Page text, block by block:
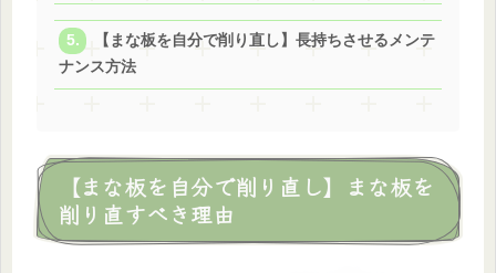
【まな板を自分で削り直し】長持ちさせるメンテ
ナンス方法
【まな板を自分で削り直し】まな板を
削り直すべき理由